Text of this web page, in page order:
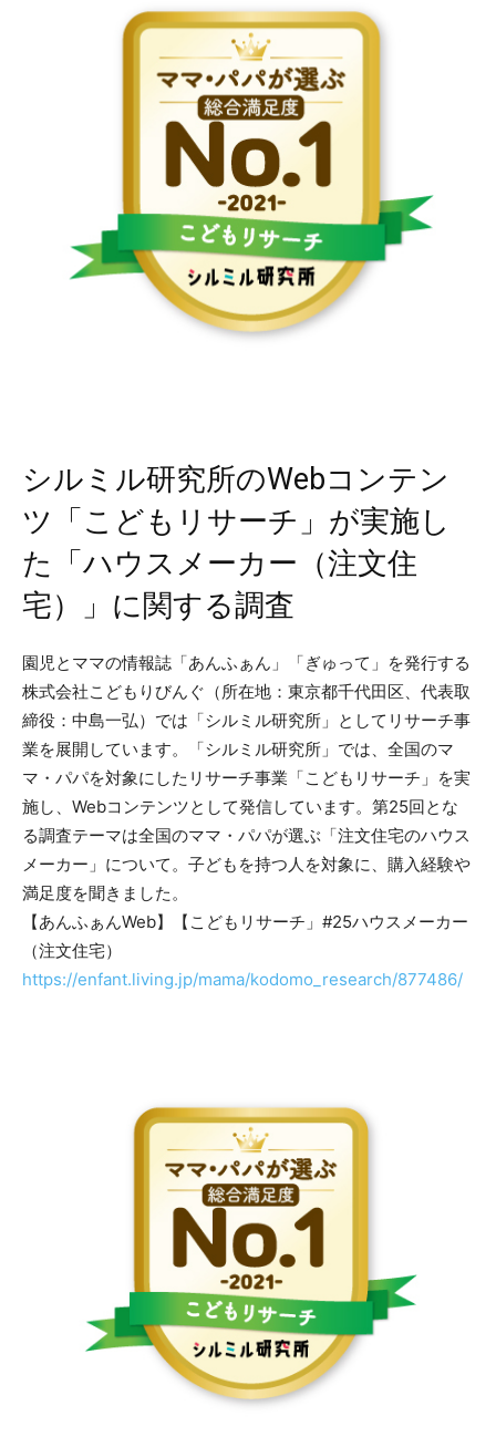
シルミル研究所のWebコンテン
ツ「こどもリサーチ」が実施し
た「ハウスメーカー（注文住
宅）」に関する調査
園児とママの情報誌「あんふぁん」「ぎゅって」を発行する
株式会社こどもりびんぐ（所在地：東京都千代田区、代表取
締役：中島一弘）では「シルミル研究所」としてリサーチ事
業を展開しています。「シルミル研究所」では、全国のマ
マ・パパを対象にしたリサーチ事業「こどもリサーチ」を実
施し、Webコンテンツとして発信しています。第25回とな
る調査テーマは全国のママ・パパが選ぶ「注文住宅のハウス
メーカー」について。子どもを持つ人を対象に、購入経験や
満足度を聞きました。
【あんふぁんWeb】【こどもリサーチ」#25ハウスメーカー
（注文住宅）
https://enfant.living.jp/mama/kodomo_research/877486/